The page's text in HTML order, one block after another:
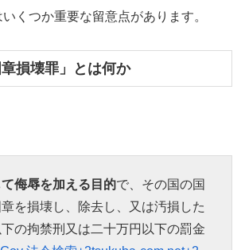
くつか重要な留意点があります。
損壊罪」とは何か
侮辱を加える目的で、その国の国
を損壊し、除去し、又は汚損した
の拘禁刑又は二十万円以下の罰金